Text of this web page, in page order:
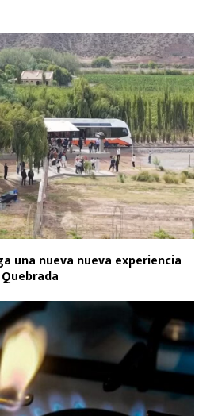
una nueva nueva experiencia